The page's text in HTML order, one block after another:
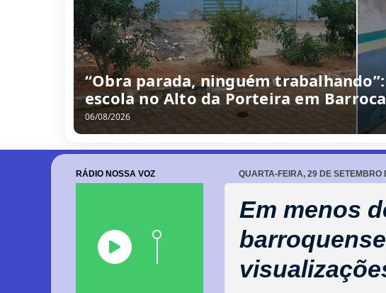
“Obra parada, ninguém
escola no Alto da Porteira em
06/08/2026
QUARTA-FEIRA, 29 DE SETEMBRO
Em menos
RÁDIO NOSSA VOZ